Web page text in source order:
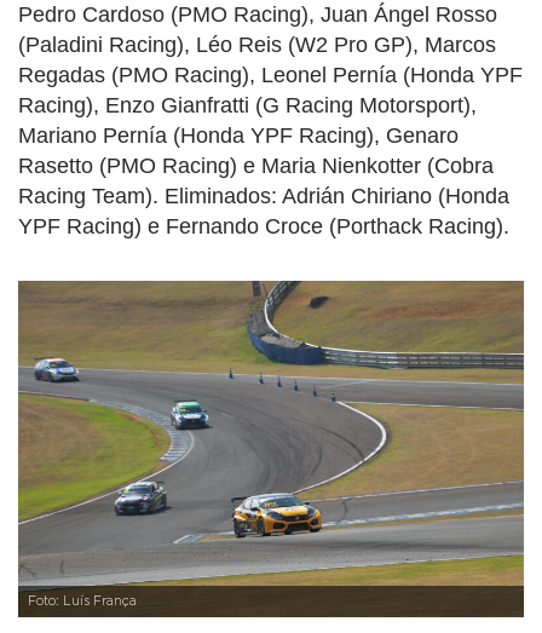
Pedro Cardoso (PMO Racing), Juan Ángel Rosso
(Paladini Racing), Léo Reis (W2 Pro GP), Marcos
Regadas (PMO Racing), Leonel Pernía (Honda YPF
Racing), Enzo Gianfratti (G Racing Motorsport),
Mariano Pernía (Honda YPF Racing), Genaro
Rasetto (PMO Racing) e Maria Nienkotter (Cobra
Racing Team). Eliminados: Adrián Chiriano (Honda
YPF Racing) e Fernando Croce (Porthack Racing).
Foto: Luís França